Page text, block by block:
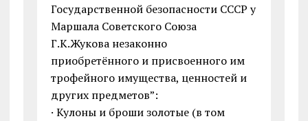
Государственной безопасности СССР у
Маршала Советского Союза
Г.К.Жукова незаконно
приобретённого и присвоенного им
трофейного имущества, ценностей и
других предметов”:
· Кулоны и броши золотые (в том